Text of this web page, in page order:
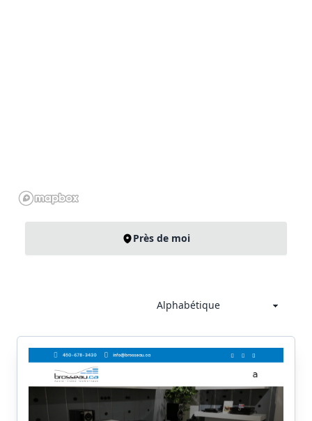
Près de moi